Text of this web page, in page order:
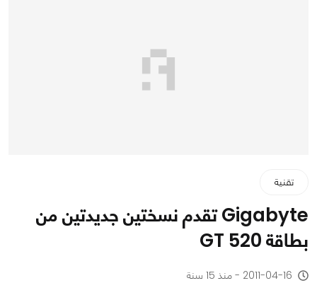
تقنية
Gigabyte تقدم نسختين جديدتين من
بطاقة GT 520
2011-04-16 - منذ 15 سنة